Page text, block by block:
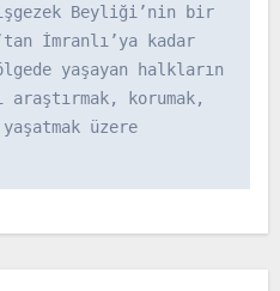
Beyliği’nin bir
İmranlı’ya kadar
yaşayan halkların
korumak,
üzere